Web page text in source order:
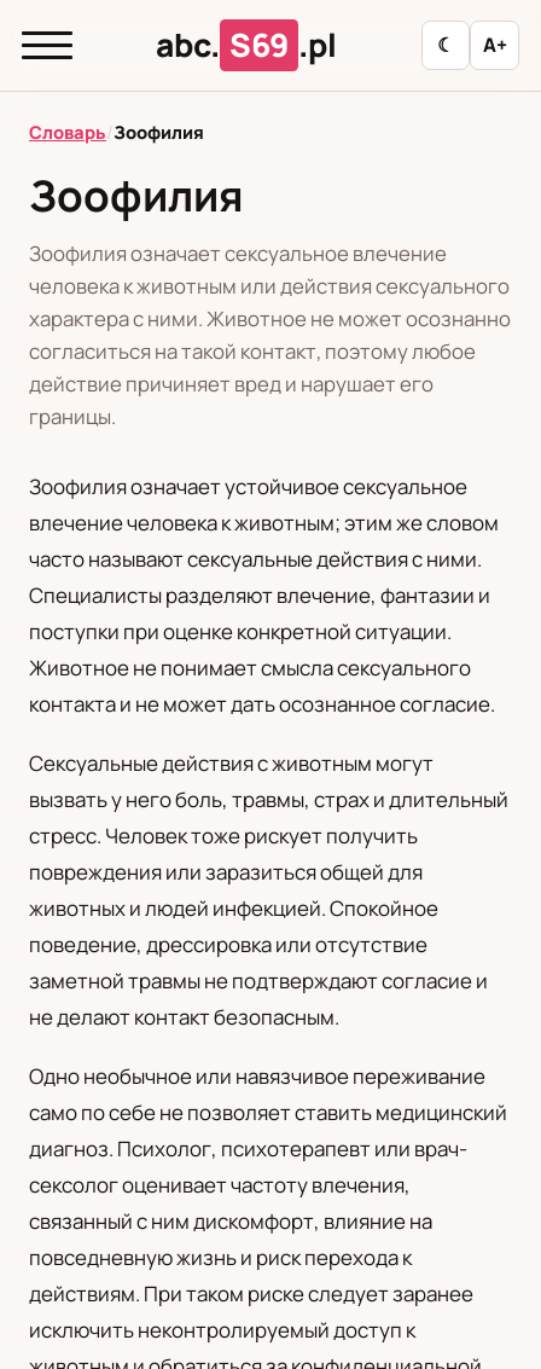
abc. S69 .pl ☾ A+
abc.
Л
М Н О П Р С Т
У
Ф
Ц Ш Э
Редакционная политика
PL
Polski
RU
Русский
Українська
Словарь/Зоофилия
Зоофилия
Зоофилия означает сексуальное влечение
человека к животным или действия сексуального
характера с ними. Животное не может осознанно
согласиться на такой контакт, поэтому любое
действие причиняет вред и нарушает его
границы.
Зоофилия означает устойчивое сексуальное
влечение человека к животным; этим же словом
часто называют сексуальные действия с ними.
Специалисты разделяют влечение, фантазии и
поступки при оценке конкретной ситуации.
Животное не понимает смысла сексуального
контакта и не может дать осознанное согласие.
Сексуальные действия с животным могут
вызвать у него боль, травмы, страх и длительный
стресс. Человек тоже рискует получить
повреждения или заразиться общей для
животных и людей инфекцией. Спокойное
поведение, дрессировка или отсутствие
заметной травмы не подтверждают согласие и
не делают контакт безопасным.
Одно необычное или навязчивое переживание
само по себе не позволяет ставить медицинский
диагноз. Психолог, психотерапевт или врач-
сексолог оценивает частоту влечения,
связанный с ним дискомфорт, влияние на
повседневную жизнь и риск перехода к
действиям. При таком риске следует заранее
исключить неконтролируемый доступ к